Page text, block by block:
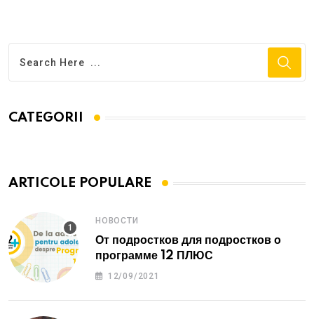
CATEGORII
ARTICOLE POPULARE
НОВОСТИ
От подростков для подростков о
программе 12 ПЛЮС
12/09/2021